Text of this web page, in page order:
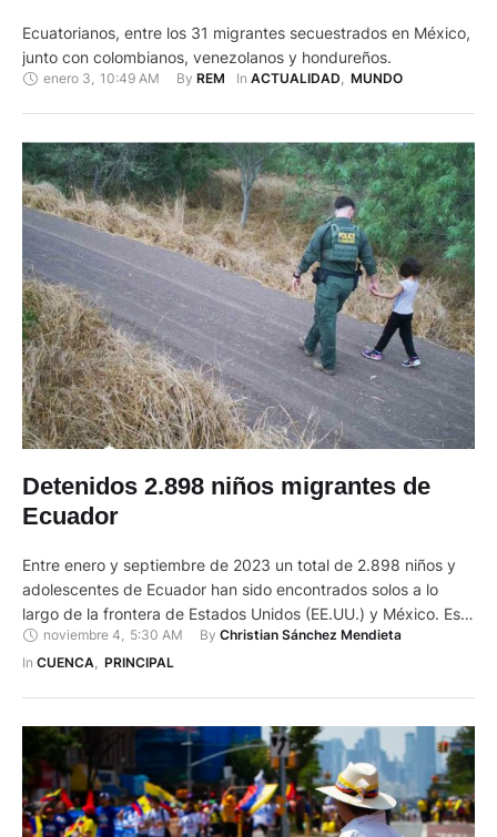
Ecuatorianos, entre los 31 migrantes secuestrados en México,
junto con colombianos, venezolanos y hondureños.
enero 3 10:49 AM By REM In ACTUALIDAD, MUNDO
Detenidos 2.898 niños migrantes de
Ecuador
Entre enero y septiembre de 2023 un total de 2.898 niños y
adolescentes de Ecuador han sido encontrados solos a lo
largo de la frontera de Estados Unidos (EE.UU.) y México. Esto
en los estados de California, Arizona, Nuevo México y Texas.
Así consta en el último informe que dio U.S Customs and
noviembre 4 5:30 AM By Christian Sánchez Mendieta
In CUENCA, PRINCIPAL